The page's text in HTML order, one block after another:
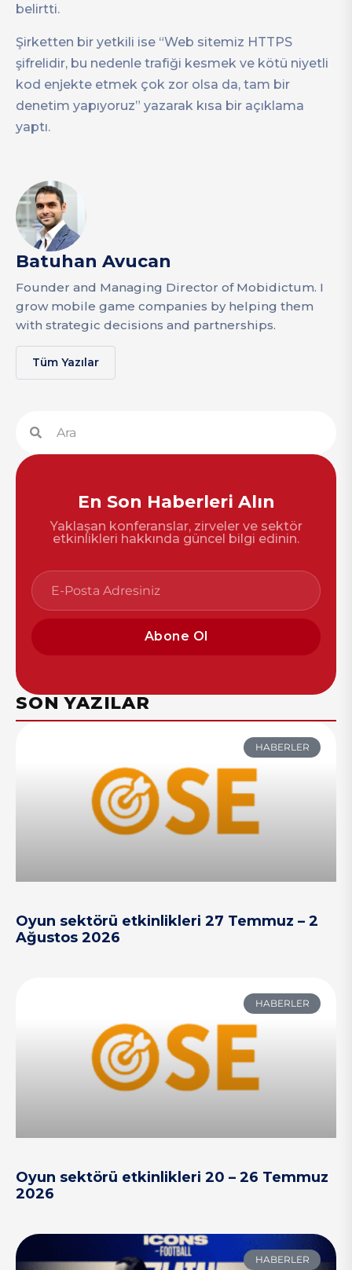
belirtti.
Şirketten bir yetkili ise “Web sitemiz HTTPS
şifrelidir, bu nedenle trafiği kesmek ve kötü niyetli
kod enjekte etmek çok zor olsa da, tam bir
denetim yapıyoruz” yazarak kısa bir açıklama
yaptı.
Batuhan Avucan
Founder and Managing Director of Mobidictum. I
grow mobile game companies by helping them
with strategic decisions and partnerships.
Tüm Yazılar
En Son Haberleri Alın
Yaklaşan konferanslar, zirveler ve sektör
etkinlikleri hakkında güncel bilgi edinin.
Abone Ol
SON YAZILAR
HABERLER
Oyun sektörü etkinlikleri 27 Temmuz – 2
Ağustos 2026
HABERLER
Oyun sektörü etkinlikleri 20 – 26 Temmuz
2026
HABERLER